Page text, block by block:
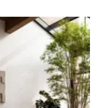
v domov. Domo
se budeš těšit